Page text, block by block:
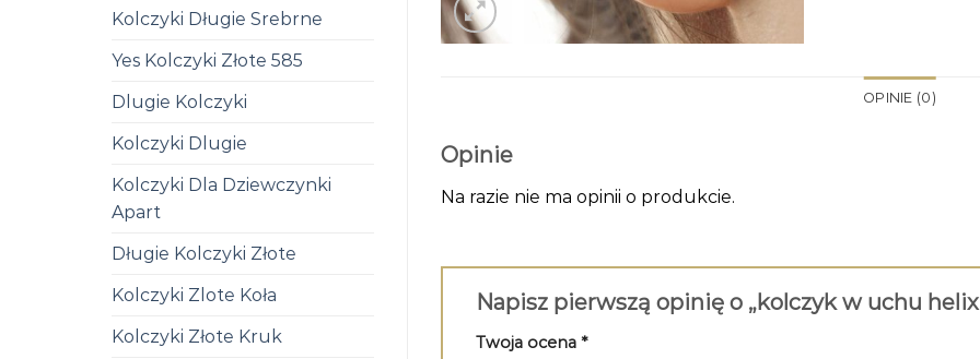
Kolczyki Długie Srebrne
Yes Kolczyki Złote 585
Dlugie Kolczyki
Kolczyki Dlugie
Kolczyki Dla Dziewczynki
Apart
Długie Kolczyki Złote
Kolczyki Zlote Koła
Kolczyki Złote Kruk
OPINIE (0)
Opinie
Na razie nie ma opinii o produkcie.
Napisz pierwszą opinię o „kolczyk w uchu
Twoja ocena *